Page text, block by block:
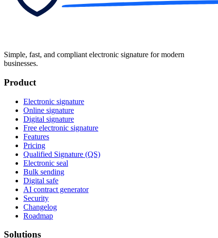
Simple, fast, and compliant electronic signature for modern
businesses.
Product
Electronic signature
Online signature
Digital signature
Free electronic signature
Features
Pricing
Qualified Signature (QS)
Electronic seal
Bulk sending
Digital safe
AI contract generator
Security
Changelog
Roadmap
Solutions